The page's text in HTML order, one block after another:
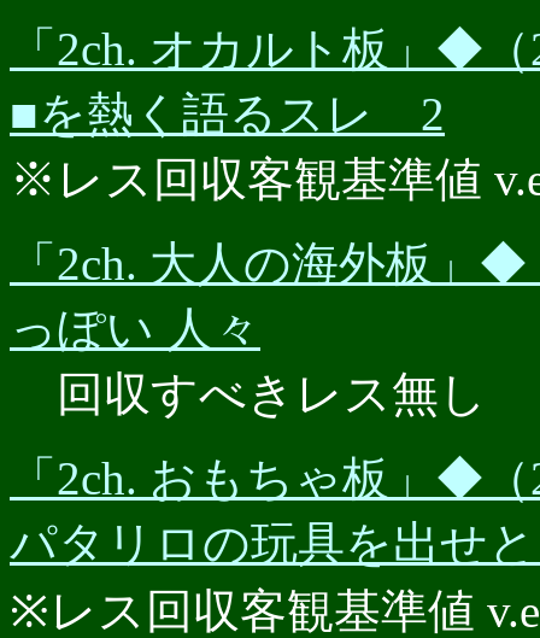
「2ch. オカルト板」◆
■を熱く語るスレ 2
※レス回収客観基準値
「2ch. 大人の海外板」
っぽい 人々
回収すべきレス無し
「2ch. おもちゃ板」◆
パタリロの玩具を出せ
※レス回収客観基準値